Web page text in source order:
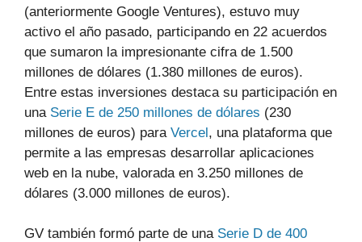
(anteriormente Google Ventures), estuvo muy
activo el año pasado, participando en 22 acuerdos
que sumaron la impresionante cifra de 1.500
millones de dólares (1.380 millones de euros).
Entre estas inversiones destaca su participación en
una Serie E de 250 millones de dólares (230
millones de euros) para Vercel, una plataforma que
permite a las empresas desarrollar aplicaciones
web en la nube, valorada en 3.250 millones de
dólares (3.000 millones de euros).
GV también formó parte de una Serie D de 400